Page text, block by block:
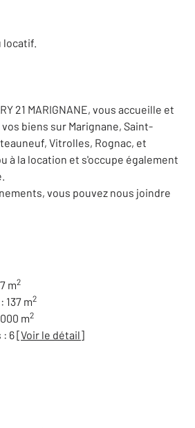
locatif.
21 MARIGNANE, vous accueille et
biens sur Marignane, Saint-
Vitrolles, Rognac, et
à la location et s'occupe également
vous pouvez nous joindre
m2
137 m2
m2
: 6[Voir le détail]